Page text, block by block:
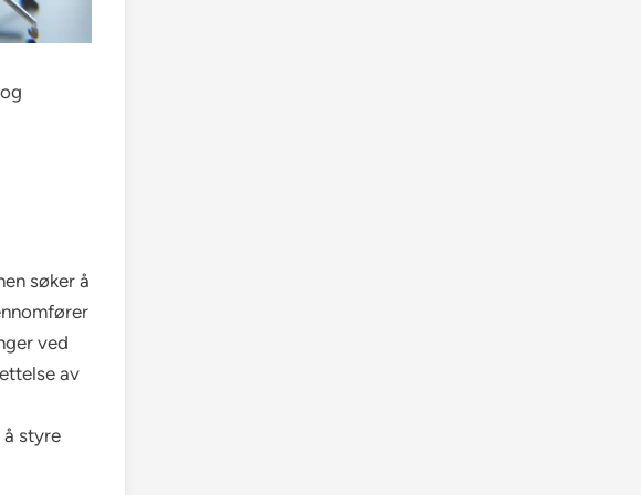
søker å
ved
av
styre